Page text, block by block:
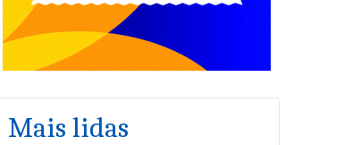
Mais lidas